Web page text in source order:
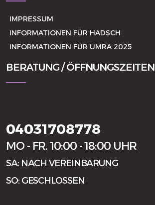
IMPRESSUM
INFORMATIONEN FÜR HADSCH
INFORMATIONEN FÜR UMRA 2025
BERATUNG / ÖFFNUNGSZEITEN
04031708778
MO - FR. 10:00 - 18:00 UHR
SA: NACH VEREINBARUNG
SO: GESCHLOSSEN